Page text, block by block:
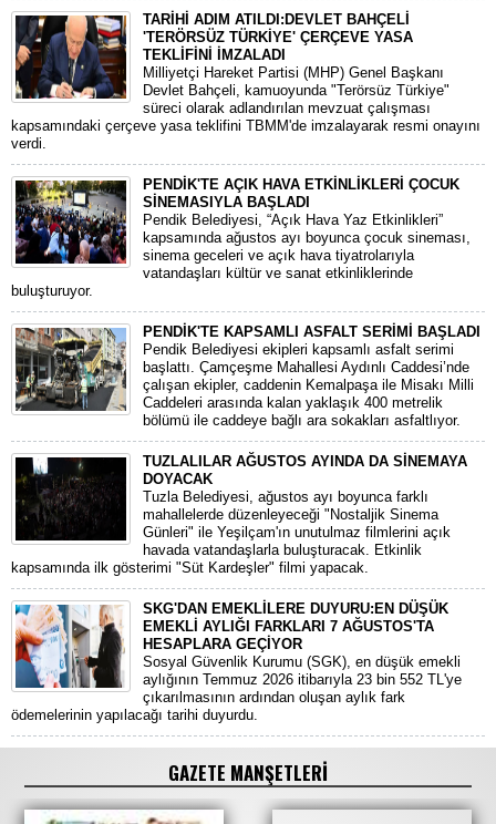
TARİHİ ADIM ATILDI:DEVLET BAHÇELİ
'TERÖRSÜZ TÜRKİYE' ÇERÇEVE YASA
TEKLİFİNİ İMZALADI
​Milliyetçi Hareket Partisi (MHP) Genel Başkanı
Devlet Bahçeli, kamuoyunda "Terörsüz Türkiye"
süreci olarak adlandırılan mevzuat çalışması
kapsamındaki çerçeve yasa teklifini TBMM'de imzalayarak resmi onayını
verdi.
PENDİK'TE AÇIK HAVA ETKİNLİKLERİ ÇOCUK
SİNEMASIYLA BAŞLADI
Pendik Belediyesi, “Açık Hava Yaz Etkinlikleri”
kapsamında ağustos ayı boyunca çocuk sineması,
sinema geceleri ve açık hava tiyatrolarıyla
vatandaşları kültür ve sanat etkinliklerinde
buluşturuyor.
PENDİK'TE KAPSAMLI ASFALT SERİMİ BAŞLADI
Pendik Belediyesi ekipleri kapsamlı asfalt serimi
başlattı. Çamçeşme Mahallesi Aydınlı Caddesi’nde
çalışan ekipler, caddenin Kemalpaşa ile Misakı Milli
Caddeleri arasında kalan yaklaşık 400 metrelik
bölümü ile caddeye bağlı ara sokakları asfaltlıyor.
TUZLALILAR AĞUSTOS AYINDA DA SİNEMAYA
DOYACAK
Tuzla Belediyesi, ağustos ayı boyunca farklı
mahallelerde düzenleyeceği "Nostaljik Sinema
Günleri" ile Yeşilçam'ın unutulmaz filmlerini açık
havada vatandaşlarla buluşturacak. Etkinlik
kapsamında ilk gösterimi "Süt Kardeşler" filmi yapacak.
SKG'DAN EMEKLİLERE DUYURU:EN DÜŞÜK
EMEKLİ AYLIĞI FARKLARI 7 AĞUSTOS'TA
HESAPLARA GEÇİYOR
​Sosyal Güvenlik Kurumu (SGK), en düşük emekli
aylığının Temmuz 2026 itibarıyla 23 bin 552 TL'ye
çıkarılmasının ardından oluşan aylık fark
ödemelerinin yapılacağı tarihi duyurdu.
GAZETE MANŞETLERİ